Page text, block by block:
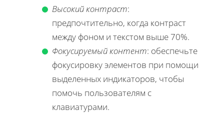
Высокий контраст:
предпочтительно, когда контраст
между фоном и текстом выше 70%.
Фокусируемый контент: обеспечьте
фокусировку элементов при помощи
выделенных индикаторов, чтобы
помочь пользователям с
клавиатурами.